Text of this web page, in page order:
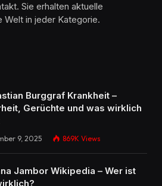
Sie erhalten aktuelle
Welt in jeder Kategorie.
Burggraf Krankheit –
Gerüchte und was wirklich
9, 2025 869K Views
Jambor Wikipedia – Wer ist